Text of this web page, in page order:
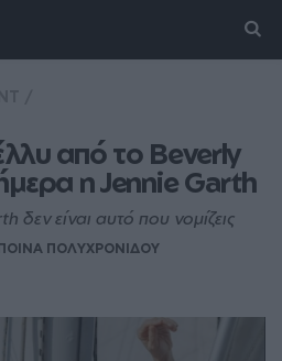
από το Beverly
η Jennie Garth
δεν είναι αυτό που νομίζεις
ΠΟΛΥΧΡΟΝΙΔΟΥ